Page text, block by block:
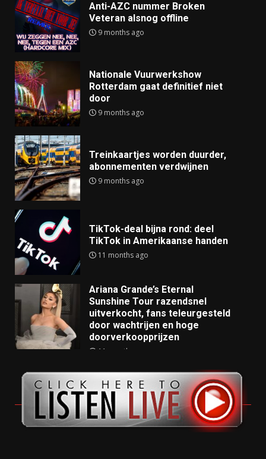
Anti-AZC nummer Broken
Veteran alsnog offline
9 months ago
Nationale Vuurwerkshow
Rotterdam gaat definitief niet
door
9 months ago
Treinkaartjes worden duurder,
abonnementen verdwijnen
9 months ago
TikTok-deal bijna rond: deel
TikTok in Amerikaanse handen
11 months ago
Ariana Grande’s Eternal
Sunshine Tour razendsnel
uitverkocht, fans teleurgesteld
door wachtrijen en hoge
doorverkoopprijzen
11 months ago